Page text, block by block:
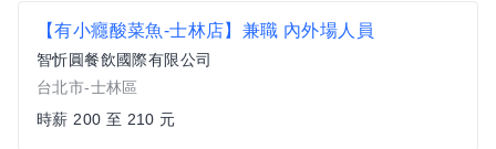
【有小癮酸菜魚-士林店】兼職 內外場人員
智忻圓餐飲國際有限公司
台北市-士林區
時薪 200 至 210 元